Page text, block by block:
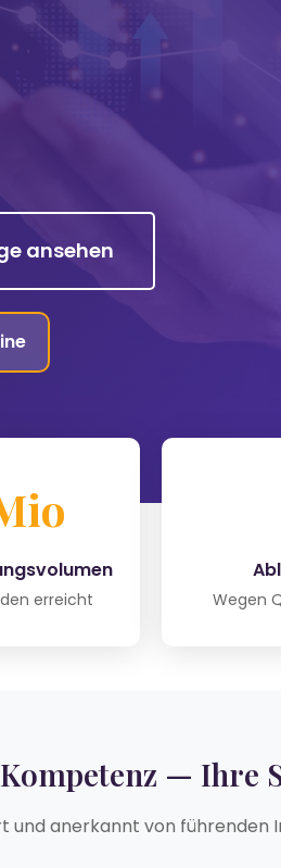
ansehen
erreicht Wegen
— Ihre
und anerkannt von führenden